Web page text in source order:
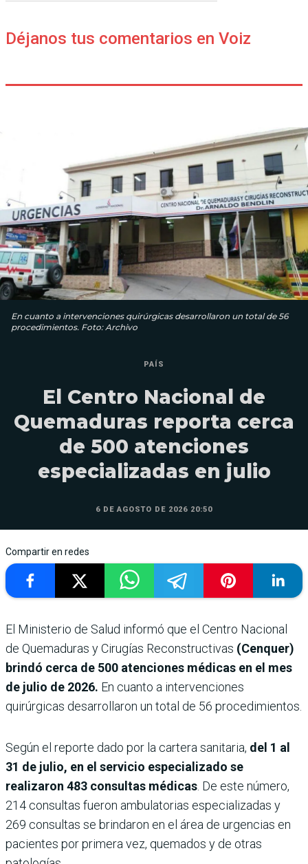
Déjanos tus comentarios en Voiz
En cuanto a intervenciones quirúrgicas desarrollaron un total de 56
procedimientos. Foto: Archivo
PAÍS
El Centro Nacional de
Quemaduras reporta cerca
de 500 atenciones
especializadas en julio
6 DE AGOSTO DE 2026 20:50
Compartir en redes
El Ministerio de Salud informó que el Centro Nacional
de Quemaduras y Cirugías Reconstructivas (Cenquer)
brindó cerca de 500 atenciones médicas en el mes
de julio de 2026. En cuanto a intervenciones
quirúrgicas desarrollaron un total de 56 procedimientos.
Según el reporte dado por la cartera sanitaria, del 1 al
31 de julio, en el servicio especializado se
realizaron 483 consultas médicas. De este número,
214 consultas fueron ambulatorias especializadas y
269 consultas se brindaron en el área de urgencias en
pacientes por primera vez, quemados y de otras